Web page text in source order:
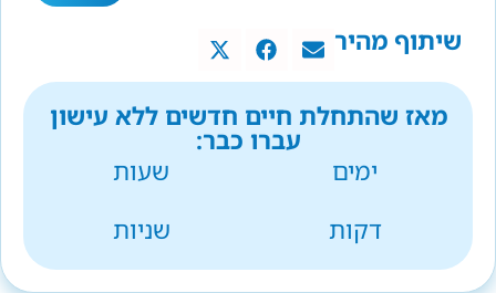
שיתוף מהיר
מאז שהתחלת חיים חדשים ללא עישון
עברו כבר:
ימים
שעות
דקות
שניות